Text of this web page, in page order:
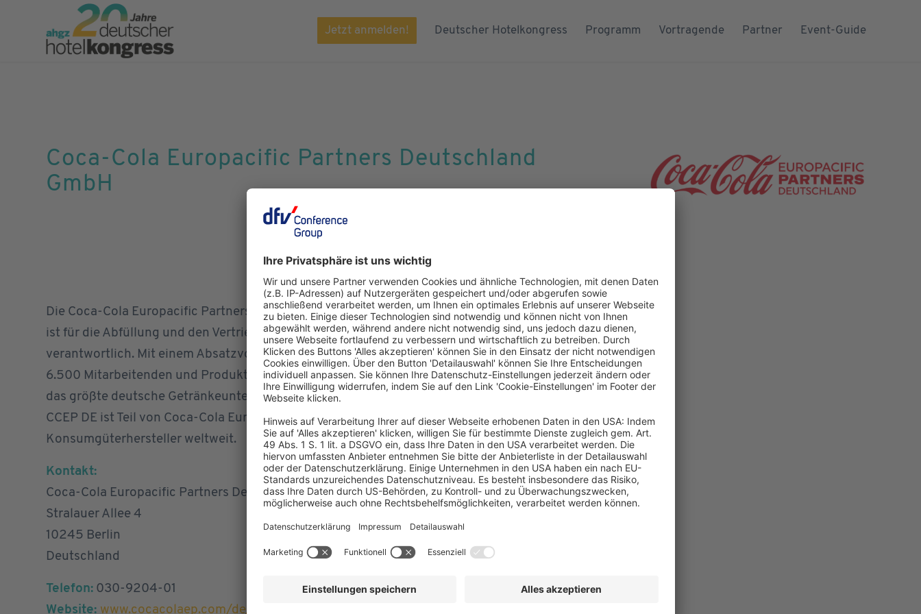
Jetzt anmelden! Deutscher Hotelkongress Programm Vortragende Partner Event-Guide
Coca-Cola Europacific Partners Deutschland
GmbH
Die Coca-Cola Europacific Partners Deutschland GmbH (CCEP DE), mit Hauptsitz in Berlin,
ist für die Abfüllung und den Vertrieb von Coca-Cola Markengetränken in ganz Deutschland
verantwortlich. Mit einem Absatzvolumen von knapp 4,1 Milliarden Litern (2024), rund
6.500 Mitarbeitenden und Produktionsstandorten in vielen Regionen des Landes sind wir
das größte deutsche Getränkeunternehmen. Wir bieten rund 60 verschiedene Getränke an.
CCEP DE ist Teil von Coca-Cola Europacific Partners (CCEP), einem der führenden
Konsumgüterhersteller weltweit.
Kontakt:
Coca-Cola Europacific Partners Deutschland GmbH
Stralauer Allee 4
10245 Berlin
Deutschland
Telefon: 030-9204-01
Website: www.cocacolaep.com/de/